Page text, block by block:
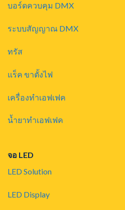
บอร์ดควบคุม DMX
ระบบสัญญาณ DMX
ทรัส
แร็ค ขาตั้งไฟ
เครื่องทำเอฟเฟค
น้ำยาทำเอฟเฟค
จอ LED
LED Solution
LED Display